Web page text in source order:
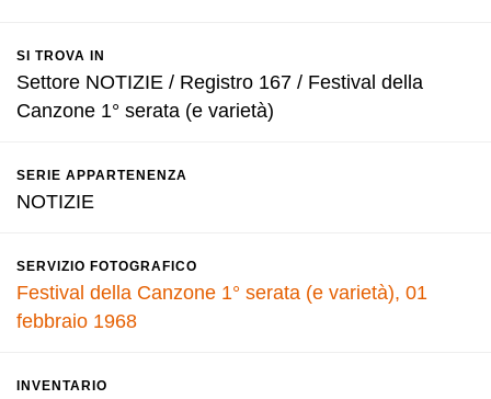
SI TROVA IN
Settore NOTIZIE / Registro 167 / Festival della
Canzone 1° serata (e varietà)
SERIE APPARTENENZA
NOTIZIE
SERVIZIO FOTOGRAFICO
Festival della Canzone 1° serata (e varietà), 01
febbraio 1968
INVENTARIO